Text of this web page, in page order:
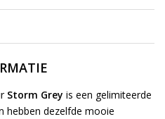
Storm Grey is een gelimiteerde
hebben dezelfde mooie